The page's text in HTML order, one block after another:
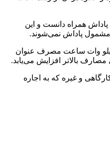
گرم امسال را به ازای هرکیلو وات ساعت صرفه جویی با ۲ هزار تومان پاداش همراه دانست و این
۸۰ تومان و پله‌های بعدی تا سقف الگو را تا ۱۷۰ تومان به ازای هر کیلو وات ساعت مصرف عنوان
و غیره که به اجاره